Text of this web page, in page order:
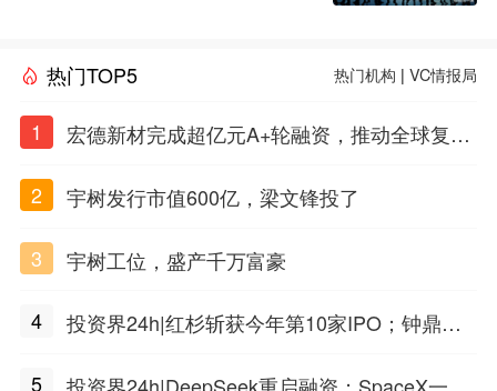
热门TOP5 热门机构 |VC情报局
1
宏德新材完成超亿元A+轮融资，推动全球复合
2
宇树发行市值600亿，梁文锋投了
3 宇树工位，盛产千万富豪
4
投资界24h|红杉斩获今年第10家IPO；钟鼎投
5